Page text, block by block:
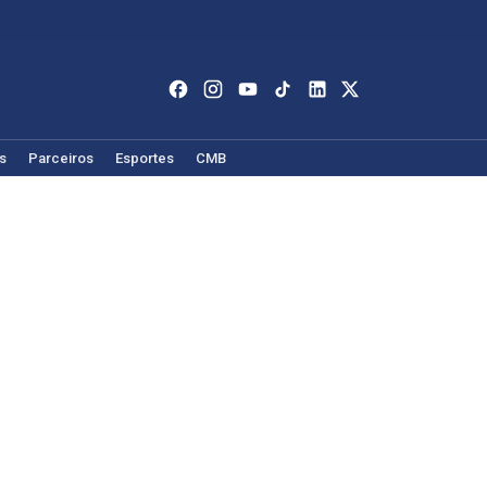
Parceiros Esportes CMB